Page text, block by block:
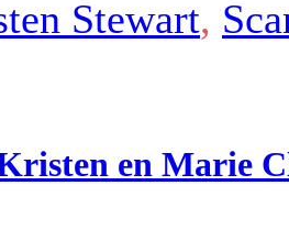
Stewart,
en Marie